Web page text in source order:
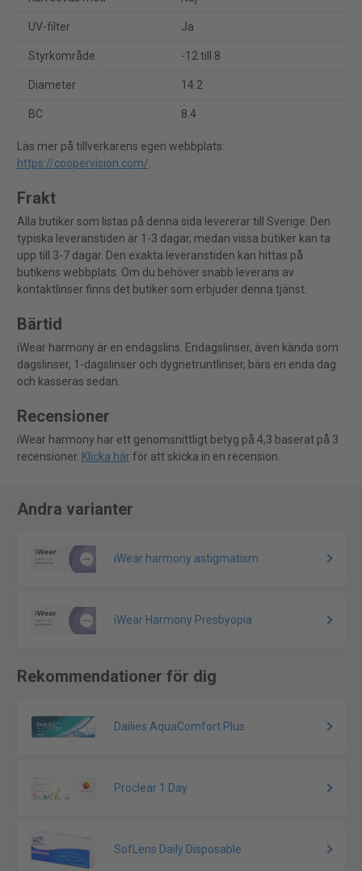
UV-filter Ja
Styrkområde -12 till 8
Diameter 14.2
BC 8.4
Läs mer på tillverkarens egen webbplats:
https://coopervision.com/.
Frakt
Alla butiker som listas på denna sida levererar till Sverige. Den
typiska leveranstiden är 1-3 dagar, medan vissa butiker kan ta
upp till 3-7 dagar. Den exakta leveranstiden kan hittas på
butikens webbplats. Om du behöver snabb leverans av
kontaktlinser finns det butiker som erbjuder denna tjänst.
Bärtid
iWear harmony är en endagslins. Endagslinser, även kända som
dagslinser, 1-dagslinser och dygnetruntlinser, bärs en enda dag
och kasseras sedan.
Recensioner
iWear harmony har ett genomsnittligt betyg på 4,3 baserat på 3
recensioner. Klicka härför att skicka in en recension.
Andra varianter
iWear harmony astigmatism
iWear Harmony Presbyopia
Rekommendationer för dig
Dailies AquaComfort Plus
Proclear 1 Day
SofLens Daily Disposable